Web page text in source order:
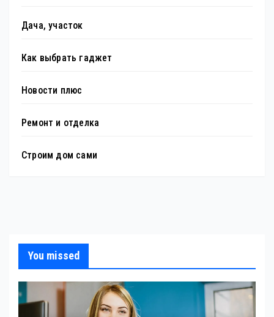
Дача, участок
Как выбрать гаджет
Новости плюс
Ремонт и отделка
Строим дом сами
You missed